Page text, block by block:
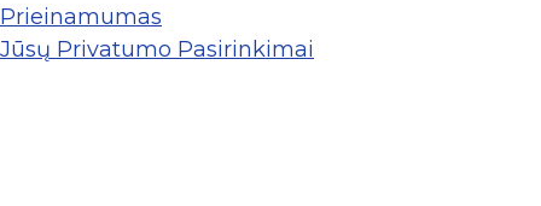
Prieinamumas
Jūsų Privatumo Pasirinkimai